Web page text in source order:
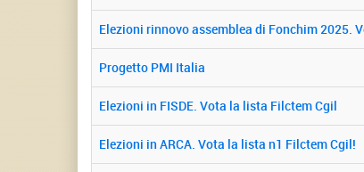
Elezioni rinnovo assemblea di Fonchim 2025.
Progetto PMI Italia
Elezioni in FISDE. Vota la lista Filctem Cgil
Elezioni in ARCA. Vota la lista n1 Filctem Cgil!